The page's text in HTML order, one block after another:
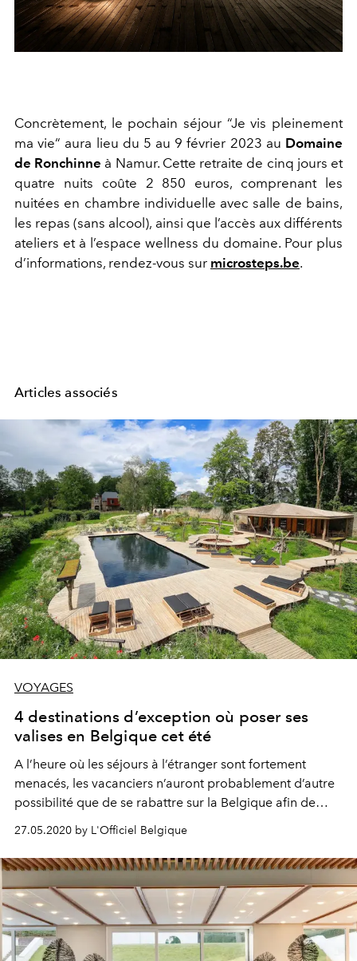
Concrètement, le pochain séjour “Je vis pleinement
ma vie“ aura lieu du 5 au 9 février 2023 au Domaine
de Ronchinne à Namur. Cette retraite de cinq jours et
quatre nuits coûte 2 850 euros, comprenant les
nuitées en chambre individuelle avec salle de bains,
les repas (sans alcool), ainsi que l’accès aux différents
ateliers et à l’espace wellness du domaine. Pour plus
d’informations, rendez-vous sur microsteps.be.
Articles associés
VOYAGES
4 destinations d’exception où poser ses
valises en Belgique cet été
A l’heure où les séjours à l’étranger sont fortement
menacés, les vacanciers n’auront probablement d’autre
possibilité que de se rabattre sur la Belgique afin de
profiter des vacances d’été. Et surtout de la redécouvrir
d’un nouvel œil. Zoom sur 4 destinations placées sous le
signe du luxe pour voyager malgré le contexte.
27.05.2020 by L'Officiel Belgique